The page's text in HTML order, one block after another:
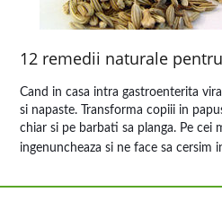
12 remedii naturale
Cand in casa intra gastroenterita
si napaste. Transforma copiii in
chiar si pe barbati sa planga. Pe cei
ingenuncheaza si ne face sa cersim